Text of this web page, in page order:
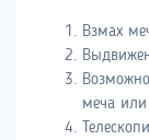
Взмах
меча или